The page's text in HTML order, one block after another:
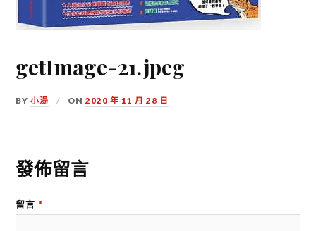
getImage-21.jpeg
BY小湯 ON2020 年 11 月 28 日
發佈留言
留言 *